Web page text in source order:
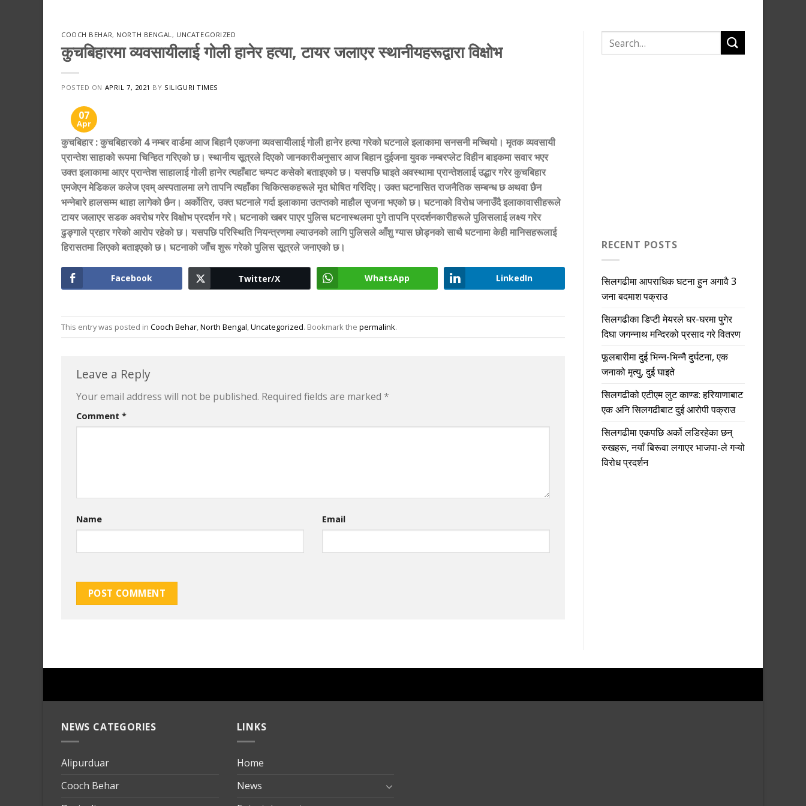
COOCH BEHAR, NORTH BENGAL, UNCATEGORIZED
कुचबिहारमा व्यवसायीलाई गोली हानेर हत्या, टायर जलाएर स्थानीयहरूद्वारा विक्षोभ
POSTED ON APRIL 7, 2021 BY SILIGURI TIMES
07
Apr
कुचबिहार:कुचबिहारको 4 नम्बर वार्डमा आज बिहानै एकजना व्यवसायीलाई गोली हानेर हत्या गरेको घटनाले इलाकामा सनसनी मच्चियो। मृतक व्यवसायी
प्रान्तेश साहाको रूपमा चिन्हित गरिएको छ। स्थानीय सूत्रले दिएको जानकारीअनुसार आज बिहान दुईजना युवक नम्बरप्लेट विहीन बाइकमा सवार भएर
उक्त इलाकामा आएर प्रान्तेश साहालाई गोली हानेर त्यहाँबाट चम्पट कसेको बताइएको छ। यसपछि घाइते अवस्थामा प्रान्तेशलाई उद्धार गरेर कुचबिहार
एमजेएन मेडिकल कलेज एवम् अस्पतालमा लगे तापनि त्यहाँका चिकित्सकहरूले मृत घोषित गरिदिए। उक्त घटनासित राजनैतिक सम्बन्ध छ अथवा छैन
भन्नेबारे हालसम्म थाहा लागेको छैन। अर्कोतिर, उक्त घटनाले गर्दा इलाकामा उतप्तको माहौल सृजना भएको छ। घटनाको विरोध जनाउँदै इलाकावासीहरूले
टायर जलाएर सडक अवरोध गरेर विक्षोभ प्रदर्शन गरे। घटनाको खबर पाएर पुलिस घटनास्थलमा पुगे तापनि प्रदर्शनकारीहरूले पुलिसलाई लक्ष्य गरेर
ढुङ्गाले प्रहार गरेको आरोप रहेको छ। यसपछि परिस्थिति नियन्त्रणमा ल्याउनको लागि पुलिसले आँशु ग्यास छोड्नको साथै घटनामा केही मानिसहरूलाई
हिरासतमा लिएको बताइएको छ। घटनाको जाँच शुरू गरेको पुलिस सूत्रले जनाएको छ।
Facebook Twitter/X WhatsApp LinkedIn
This entry was posted in Cooch Behar,North Bengal,Uncategorized. Bookmark the permalink.
Leave a Reply
Your email address will not be published. Required fields are marked *
Comment *
Name Email
RECENT POSTS
सिलगढीमा आपराधिक घटना हुन अगावै 3
जना बदमाश पक्राउ
सिलगढीका डिप्टी मेयरले घर-घरमा पुगेर
दिघा जगन्नाथ मन्दिरको प्रसाद गरे वितरण
फूलबारीमा दुई भिन्न-भिन्नै दुर्घटना, एक
जनाको मृत्यु, दुई घाइते
सिलगढीको एटीएम लुट काण्ड: हरियाणाबाट
एक अनि सिलगढीबाट दुई आरोपी पक्राउ
सिलगढीमा एकपछि अर्को लडिरहेका छन्
रुखहरू, नयाँ बिरूवा लगाएर भाजपा-ले गऱ्यो
विरोध प्रदर्शन
NEWS CATEGORIES
Alipurduar
Cooch Behar
LINKS
Home
News